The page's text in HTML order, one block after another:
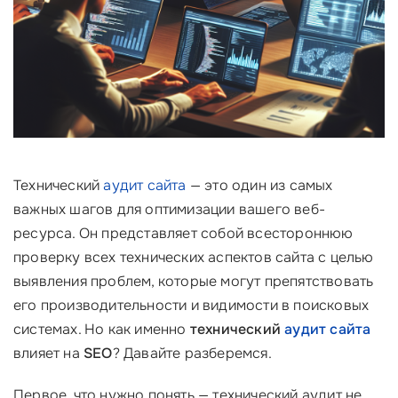
Техническийаудит сайта — это один из самых
важных шагов для оптимизации вашего веб-
ресурса. Он представляет собой всестороннюю
проверку всех технических аспектов сайта с целью
выявления проблем, которые могут препятствовать
его производительности и видимости в поисковых
системах. Но как именно техническийаудит сайта
влияет на SEO? Давайте разберемся.